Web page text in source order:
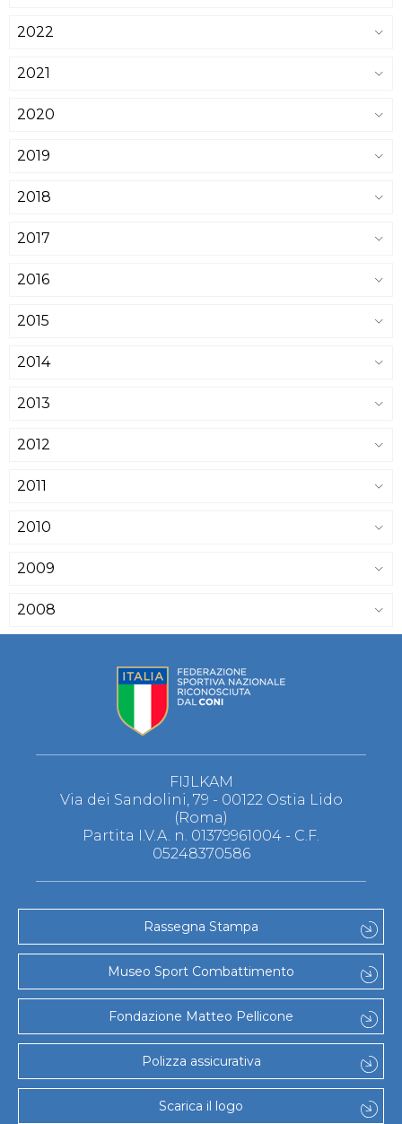
2022
2021
2020
2019
2018
2017
2016
2015
2014
2013
2012
2011
2010
2009
2008
FIJLKAM
Via dei Sandolini, 79 - 00122 Ostia Lido
(Roma)
Partita I.V.A. n. 01379961004 - C.F.
05248370586
Rassegna Stampa
Museo Sport Combattimento
Fondazione Matteo Pellicone
Polizza assicurativa
Scarica il logo